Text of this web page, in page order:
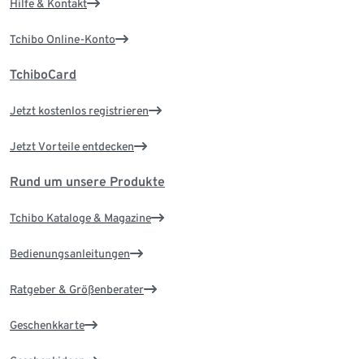
Hilfe & Kontakt
Tchibo Online-Konto
TchiboCard
Jetzt kostenlos registrieren
Jetzt Vorteile entdecken
Rund um unsere Produkte
Tchibo Kataloge & Magazine
Bedienungsanleitungen
Ratgeber & Größenberater
Geschenkkarte